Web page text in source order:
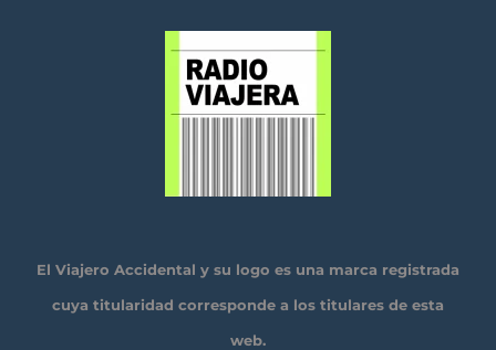
El Viajero Accidental y su logo es una marca registrada
cuya titularidad corresponde a los titulares de esta
web.